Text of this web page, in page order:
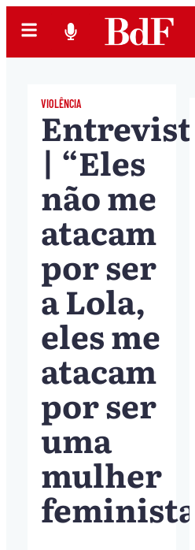
VIOLÊNCIA
Entrevista
| “Eles
não me
atacam
por ser
a Lola,
eles me
atacam
por ser
uma
mulher
feminista”